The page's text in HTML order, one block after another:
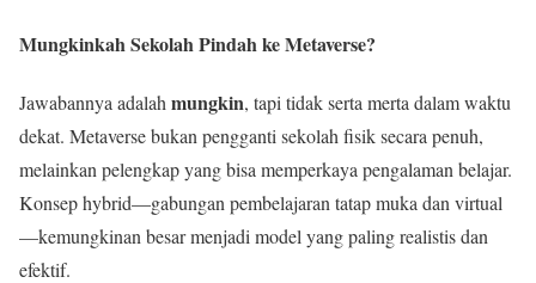
Mungkinkah Sekolah Pindah ke Metaverse?
Jawabannya adalah mungkin, tapi tidak serta merta dalam waktu
dekat. Metaverse bukan pengganti sekolah fisik secara penuh,
melainkan pelengkap yang bisa memperkaya pengalaman belajar.
Konsep hybrid—gabungan pembelajaran tatap muka dan virtual
—kemungkinan besar menjadi model yang paling realistis dan
efektif.